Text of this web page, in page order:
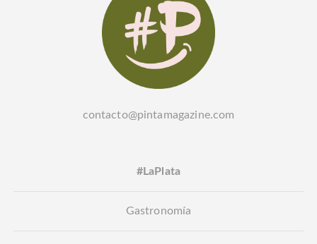
contacto@pintamagazine.com
#LaPlata
Gastronomía